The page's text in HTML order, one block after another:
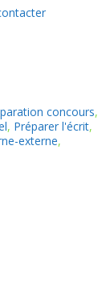
concours,
, Préparer l'écrit,
externe,